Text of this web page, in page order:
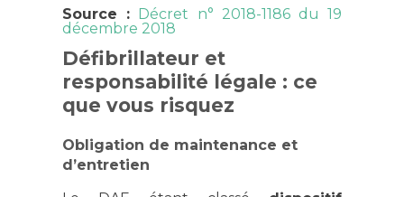
Source : Décret n° 2018-1186 du 19
décembre 2018
Défibrillateur et
responsabilité légale : ce
que vous risquez
Obligation de maintenance et
d’entretien